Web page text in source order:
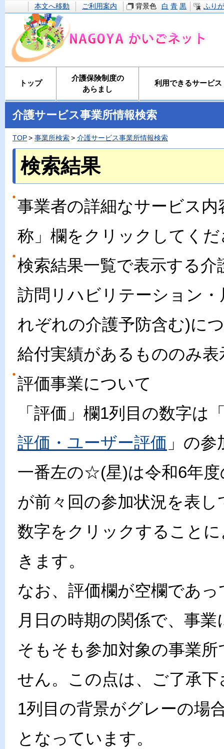
本文へ移動 ご利用案内 背景色 白 青 黒 ふり
トップ
介護保険制度の
あらまし
利用できるサービス
介護サービス事業所情報検索
TOP 事業所検索 介護サービス事業所情報検索
検索結果
事業者の詳細なサービス
称」欄をクリックしてく
検索結果一覧で表示する
訪問リハビリテーション
れぞれの介護予防含む)に
給付実績があるもののみ
評価事業について
「評価」欄1列目の数字は
評価・ユーザー評価 」の
一番左の☆(星)は令和6年
が前々回の参加状況を表し
数字をクリックすること
きます。
なお、評価欄が空欄であ
月日の時期の関係で、事
そもそも参加対象の事業
せん。この点は、ご了承下
1列目の背景がグレーの場
となっています。